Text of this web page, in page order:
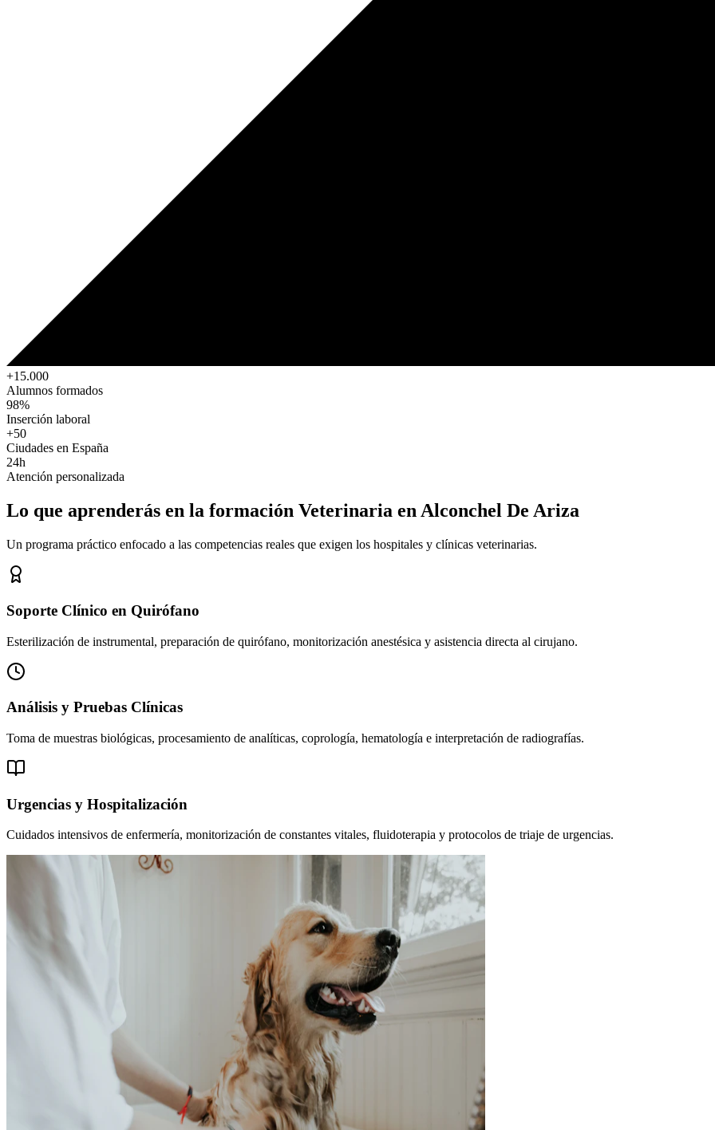
+15.000
Alumnos formados
98%
Inserción laboral
+50
Ciudades en España
24h
Atención personalizada
Lo que aprenderás en la formación Veterinaria en Alconchel De Ariza
Un programa práctico enfocado a las competencias reales que exigen los hospitales y clínicas veterinarias.
Soporte Clínico en Quirófano
Esterilización de instrumental, preparación de quirófano, monitorización anestésica y asistencia directa al cirujano.
Análisis y Pruebas Clínicas
Toma de muestras biológicas, procesamiento de analíticas, coprología, hematología e interpretación de radiografías.
Urgencias y Hospitalización
Cuidados intensivos de enfermería, monitorización de constantes vitales, fluidoterapia y protocolos de triaje de urgencias.